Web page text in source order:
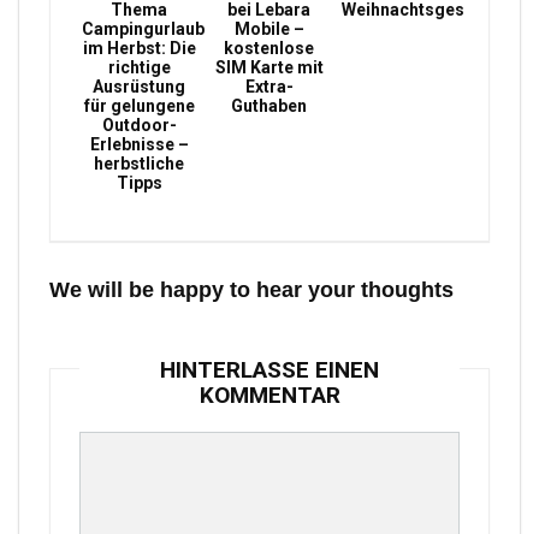
Thema
Campingurlaub
im Herbst: Die
richtige
Ausrüstung
für gelungene
Outdoor-
Erlebnisse –
herbstliche
Tipps
bei Lebara
Mobile –
kostenlose
SIM Karte mit
Extra-
Guthaben
Weihnachtsgeschenke
We will be happy to hear your thoughts
HINTERLASSE EINEN
KOMMENTAR